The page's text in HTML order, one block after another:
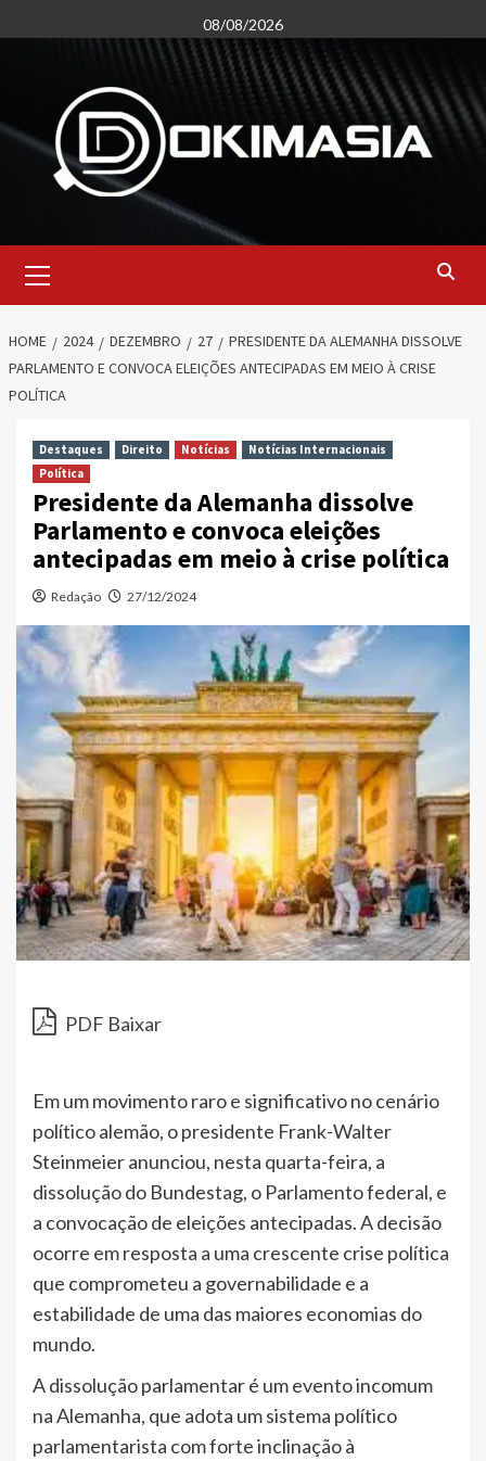
to
08/08/2026
Menu
HOME 2024 DEZEMBRO 27
PRESIDENTE DA ALEMANHA DISSOLVE
PARLAMENTO E CONVOCA ELEIÇÕES ANTECIPADAS EM MEIO À CRISE
POLÍTICA
Destaques Direito Notícias
Notícias Internacionais
Política
Presidente da Alemanha dissolve
Parlamento e convoca eleições
antecipadas em meio à crise política
Redação 27/12/2024
PDF Baixar
Em um movimento raro e significativo no cenário
político alemão, o presidente Frank-Walter
Steinmeier anunciou, nesta quarta-feira, a
dissolução do Bundestag, o Parlamento federal, e
a convocação de eleições antecipadas. A decisão
ocorre em resposta a uma crescente crise política
que comprometeu a governabilidade e a
estabilidade de uma das maiores economias do
mundo.
A dissolução parlamentar é um evento incomum
na Alemanha, que adota um sistema político
parlamentarista com forte inclinação à